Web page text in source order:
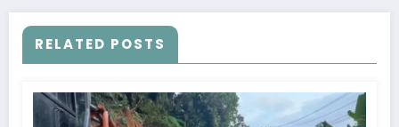
RELATED POSTS